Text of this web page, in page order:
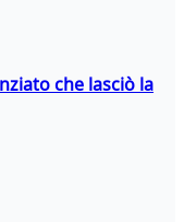
che lasciò la